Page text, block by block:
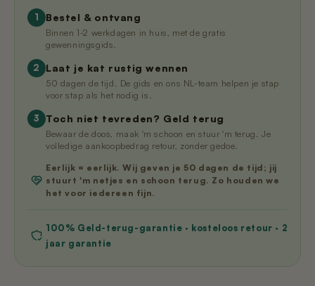
1 Bestel & ontvang
Binnen 1-2 werkdagen in huis, met de gratis
gewenningsgids.
2 Laat je kat rustig wennen
50 dagen de tijd. De gids en ons NL-team helpen je stap
voor stap als het nodig is.
3 Toch niet tevreden? Geld terug
Bewaar de doos, maak 'm schoon en stuur 'm terug. Je
volledige aankoopbedrag retour, zonder gedoe.
Eerlijk = eerlijk. Wij geven je 50 dagen de tijd; jij
stuurt 'm netjes en schoon terug. Zo houden we
het voor iedereen fijn.
100% Geld-terug-garantie · kosteloos retour · 2
jaar garantie